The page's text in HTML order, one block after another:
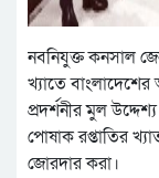
নবনিযুক্ত কনসাল
খ্যাতে
প্রদর্শনীর মুল
পোষাক রপ্তাতির
জোরদার করা।